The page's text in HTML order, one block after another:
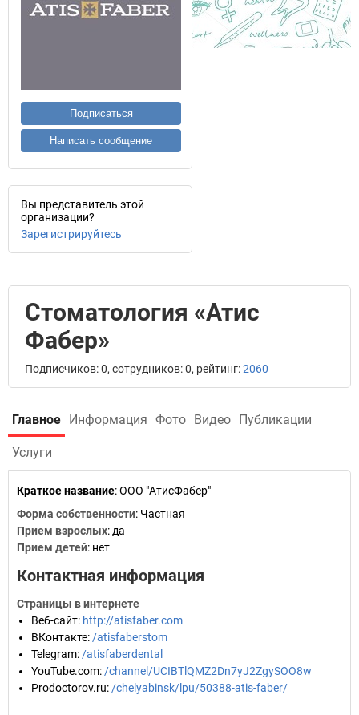
Подписаться
Написать сообщение
Вы представитель этой
организации?
Зарегистрируйтесь
Стоматология «Атис
Фабер»
Подписчиков: 0, сотрудников: 0, рейтинг:2060
Главное Информация Фото Видео Публикации
Услуги
Краткое название:ООО "АтисФабер"
Форма собственности: Частная
Прием взрослых: да
Прием детей: нет
Контактная информация
Страницы в интернете
Веб-сайт: http://atisfaber.com
ВКонтакте: /atisfaberstom
Telegram: /atisfaberdental
YouTube.com: /channel/UCIBTlQMZ2Dn7yJ2ZgySOO8w
Prodoctorov.ru: /chelyabinsk/lpu/50388-atis-faber/